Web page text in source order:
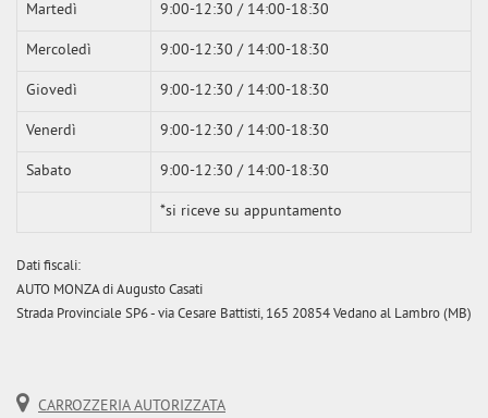
Martedì 9:00-12:30 / 14:00-18:30
Mercoledì 9:00-12:30 / 14:00-18:30
Giovedì 9:00-12:30 / 14:00-18:30
Venerdì 9:00-12:30 / 14:00-18:30
Sabato 9:00-12:30 / 14:00-18:30
*si riceve su appuntamento
Dati fiscali:
AUTO MONZA di Augusto Casati
Strada Provinciale SP6 - via Cesare Battisti, 165 20854 Vedano al Lambro (MB)
CARROZZERIA AUTORIZZATA